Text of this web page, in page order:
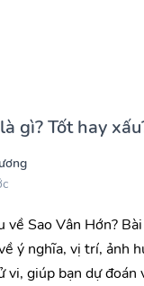
gì? Tốt hay
về Sao Vân Hớn?
ý nghĩa, vị trí, ảnh
vi, giúp bạn dự đoán